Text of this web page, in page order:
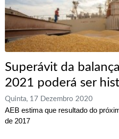
Superávit da
2021 poderá ser
Quinta, 17 Dezembro 2020
AEB estima que resultado do
de 2017